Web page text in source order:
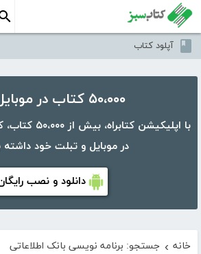
آپلود کتاب
۵۰،۰۰۰ کتاب در موبایل شما
با اپلیکیشن
در موبایل و تبلت خود داشته
دانلود و نصب
خانه › جستجو: برنامه نویسی بانک اطلاعاتی